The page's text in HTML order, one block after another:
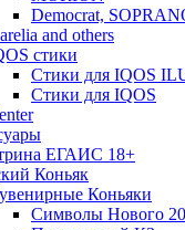
Democrat,
and others
стики
Стики для IQOS
Стики для IQOS
ЕГАИС 18+
Коньяк
Коньяки
Символы Нового